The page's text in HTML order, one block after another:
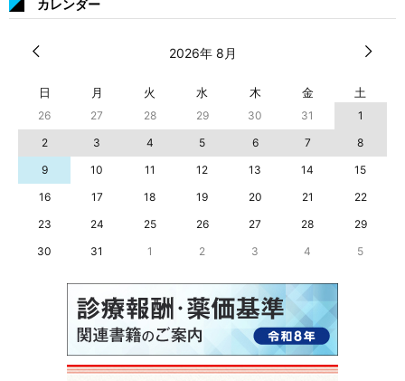
カレンダー
2026年 8月
日 月 火 水 木 金 土
26 27 28 29 30 31
1
2
3 4 5 6 7
8
9
10 11 12 13 14
15
16
17 18 19 20 21
22
23
24 25 26 27 28
29
30
31 1 2 3 4 5